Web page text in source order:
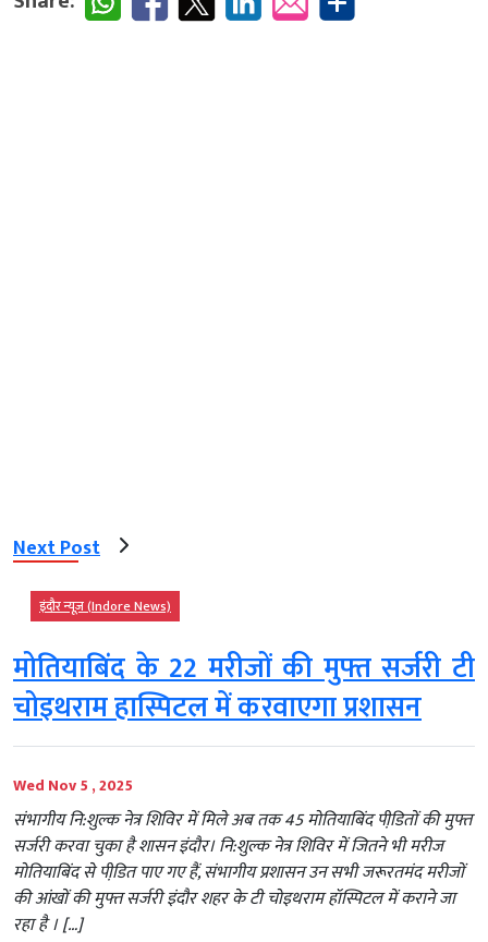
Next Post
इंदौर न्यूज़ (Indore News)
मोतियाबिंद के 22 मरीजों की मुफ्त सर्जरी टी
चोइथराम हास्पिटल में करवाएगा प्रशासन
Wed Nov 5 , 2025
संभागीय नि:शुल्क नेत्र शिविर में मिले अब तक 45 मोतियाबिंद पीडि़तों की मुफ्त
सर्जरी करवा चुका है शासन इंदौर। नि:शुल्क नेत्र शिविर में जितने भी मरीज
मोतियाबिंद से पीडि़त पाए गए हैं, संभागीय प्रशासन उन सभी जरूरतमंद मरीजों
की आंखों की मुफ्त सर्जरी इंदौर शहर के टी चोइथराम हॉस्पिटल में कराने जा
रहा है । […]